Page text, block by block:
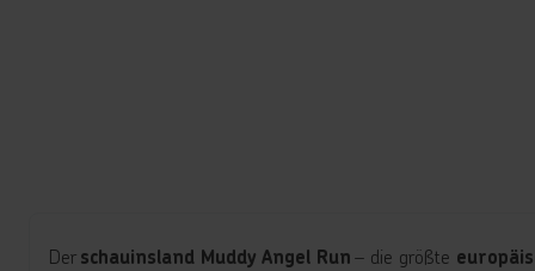
Derschauinsland Muddy Angel Run– die größte